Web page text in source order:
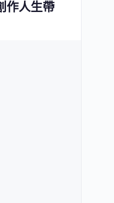
作人生帶